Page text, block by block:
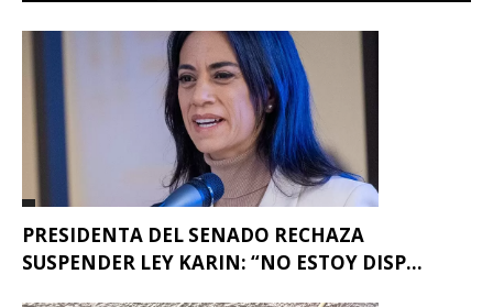
PRESIDENTA DEL SENADO RECHAZA
SUSPENDER LEY KARIN: “NO ESTOY DISP...